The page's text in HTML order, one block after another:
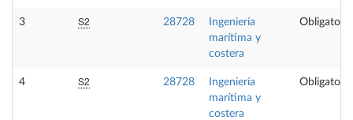
3 S2 28728
Ingeniería
marítima y
costera
Obligatoria
4 S2 28728
Ingeniería
marítima y
costera
Obligatoria